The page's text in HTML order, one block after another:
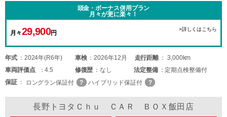
頭金・ボーナス併用プラン
月々が更に楽々！
月々29,900円
>詳しくはこちら
年式 2024年(R6年) 車検 2026年12月 走行距離
3,000km
車両評価点 4.5 修復歴 なし 法定整備
定期点検整備付
保証
ロングラン保証付 ハイブリッド保証付
長野トヨタＣｈｕ ＣＡＲ ＢＯＸ飯田店